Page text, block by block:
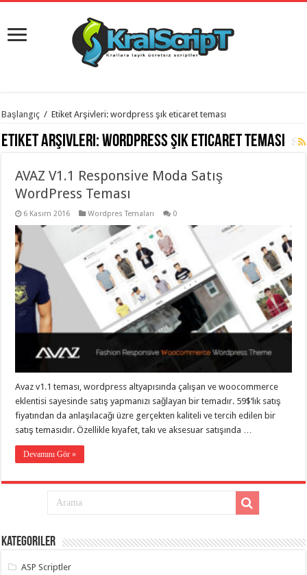
istanbul
evden
eve
organizasyon,
gaziantep
evden
taşımacılık,
evden
taşımacılık
gaziantep
evden
taşımacılık
evden
taşımacılık,
gaziantep
taşımacılık,
gaziantep
evden
taşımacılık,
gaziantep
evden
taşımacılık,
gaziantep
evden
taşımacılık,
asansörlü
taşıma,
evden
Başlangıç / Etiket Arşivleri: wordpress şık eticaret teması
Etiket Arşivleri:wordpress şık eticaret teması
AVAZ V1.1 Responsive Moda Satış
WordPress Teması
6 Kasım 2016 Wordpres Temaları 0
Avaz v1.1 teması, wordpress altyapısında çalışan ve woocommerce
eklentisi sayesinde satış yapmanızı sağlayan bir temadır. 59$‘lık satış
fiyatından da anlaşılacağı üzre gerçekten kaliteli ve tercih edilen bir
satış temasıdır. Özellikle kıyafet, takı ve aksesuar satışında …
Devamını Gör »
Kategoriler
ASP Scriptler